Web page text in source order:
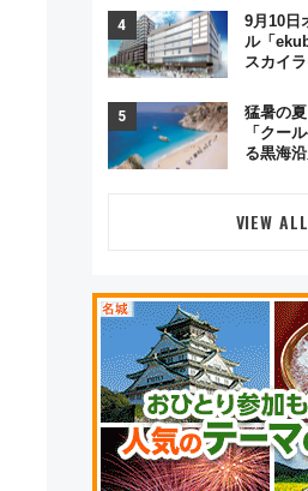
弾」も
9月10日
ル「
スカイ
変わる？
公開！
猛暑の
「クー
る黒海
オも認
るべき世
VIEW ALL